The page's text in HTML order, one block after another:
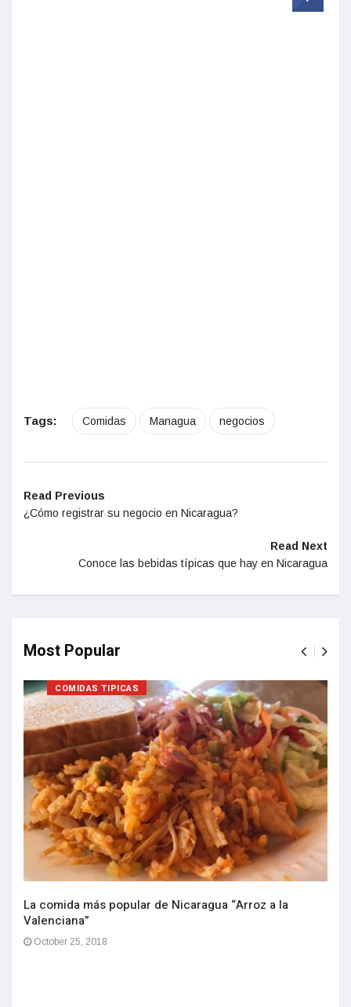
Tags: Comidas Managua negocios
Read Previous
¿Cómo registrar su negocio en Nicaragua?
Read Next
Conoce las bebidas típicas que hay en Nicaragua
Most Popular
COMIDAS TIPICAS
La comida más popular de Nicaragua “Arroz a la
Valenciana”
October 25, 2018